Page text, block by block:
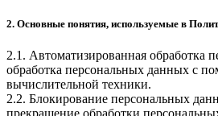
2. Основные понятия, используемые в
2.1. Автоматизированная обработка
обработка персональных данных с
вычислительной техники.
2.2. Блокирование персональных
прекращение обработки